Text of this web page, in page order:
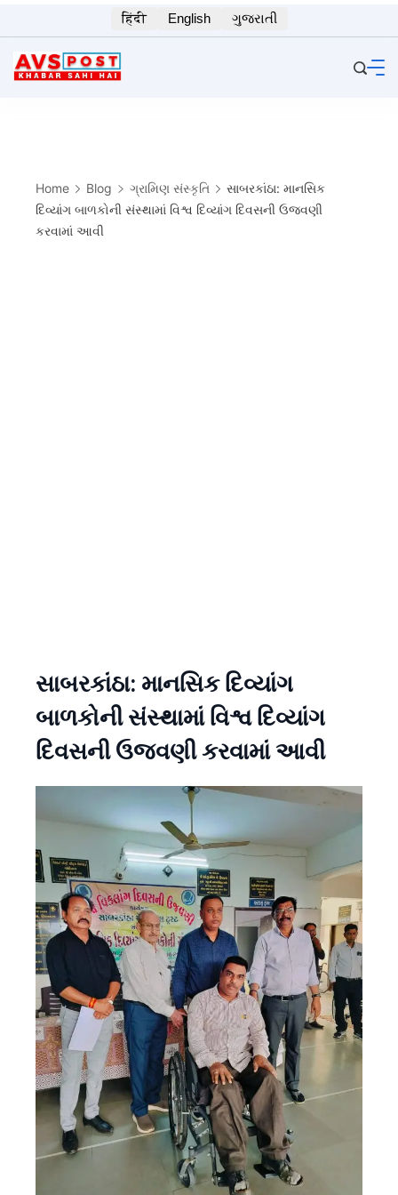
to
content
हिंदी English ગુજરાતી
Home Blog ગ્રામિણ સંસ્કૃતિ
સાબરકાંઠા: માનસિક
દિવ્યાંગ બાળકોની સંસ્થામાં વિશ્વ દિવ્યાંગ દિવસની ઉજવણી
કરવામાં આવી
સાબરકાંઠા: માનસિક દિવ્યાંગ
બાળકોની સંસ્થામાં વિશ્વ દિવ્યાંગ
દિવસની ઉજવણી કરવામાં આવી